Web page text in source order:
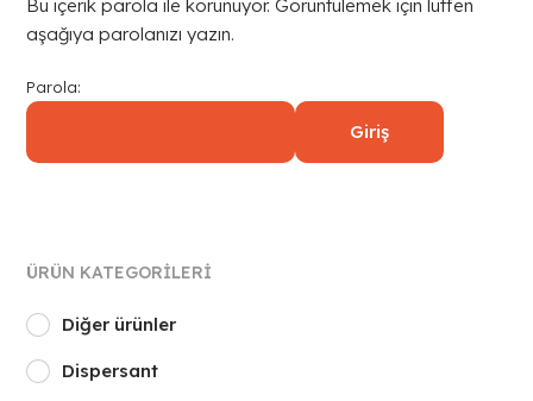
Bu içerik parola ile korunuyor. Görüntülemek için lütfen
aşağıya parolanızı yazın.
Parola:
ÜRÜN KATEGORILERI
Diğer ürünler
Dispersant